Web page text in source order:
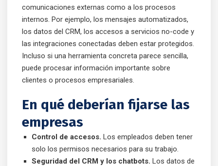
comunicaciones externas como a los procesos
internos. Por ejemplo, los mensajes automatizados,
los datos del CRM, los accesos a servicios no-code y
las integraciones conectadas deben estar protegidos.
Incluso si una herramienta concreta parece sencilla,
puede procesar información importante sobre
clientes o procesos empresariales.
En qué deberían fijarse las
empresas
Control de accesos. Los empleados deben tener
solo los permisos necesarios para su trabajo.
Seguridad del CRM y los chatbots. Los datos de